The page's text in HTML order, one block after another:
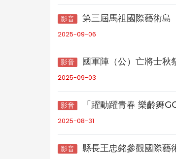
影音 第三屆馬祖國際藝術島
2025-09-06
影音 國軍陣（公）亡將士
2025-09-03
影音 「躍動躍青春 樂齡舞
2025-08-31
影音 縣長王忠銘參觀國際藝